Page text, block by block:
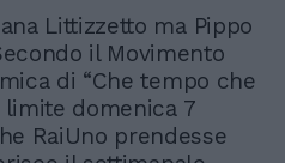
Littizzetto ma Pippo
il Movimento
di “Che tempo che
limite domenica 7
RaiUno prendesse